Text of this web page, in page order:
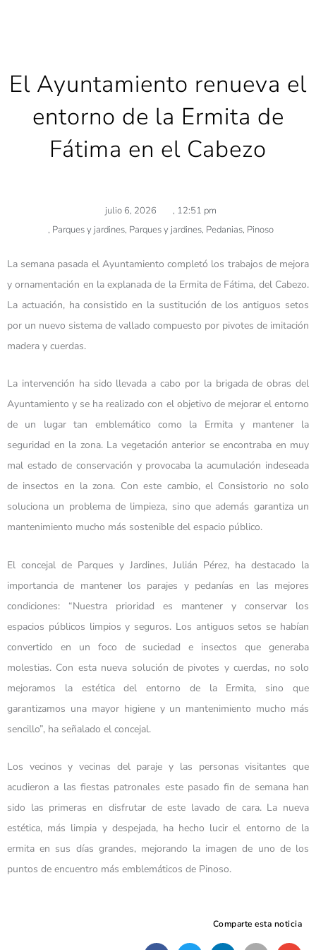
El Ayuntamiento renueva el
entorno de la Ermita de
Fátima en el Cabezo
julio 6, 2026 , 12:51 pm
, Parques y jardines, Parques y jardines, Pedanias, Pinoso
La semana pasada el Ayuntamiento completó los trabajos de mejora
y ornamentación en la explanada de la Ermita de Fátima, del Cabezo.
La actuación, ha consistido en la sustitución de los antiguos setos
por un nuevo sistema de vallado compuesto por pivotes de imitación
madera y cuerdas.
La intervención ha sido llevada a cabo por la brigada de obras del
Ayuntamiento y se ha realizado con el objetivo de mejorar el entorno
de un lugar tan emblemático como la Ermita y mantener la
seguridad en la zona. La vegetación anterior se encontraba en muy
mal estado de conservación y provocaba la acumulación indeseada
de insectos en la zona. Con este cambio, el Consistorio no solo
soluciona un problema de limpieza, sino que además garantiza un
mantenimiento mucho más sostenible del espacio público.
El concejal de Parques y Jardines, Julián Pérez, ha destacado la
importancia de mantener los parajes y pedanías en las mejores
condiciones: “Nuestra prioridad es mantener y conservar los
espacios públicos limpios y seguros. Los antiguos setos se habían
convertido en un foco de suciedad e insectos que generaba
molestias. Con esta nueva solución de pivotes y cuerdas, no solo
mejoramos la estética del entorno de la Ermita, sino que
garantizamos una mayor higiene y un mantenimiento mucho más
sencillo”, ha señalado el concejal.
Los vecinos y vecinas del paraje y las personas visitantes que
acudieron a las fiestas patronales este pasado fin de semana han
sido las primeras en disfrutar de este lavado de cara. La nueva
estética, más limpia y despejada, ha hecho lucir el entorno de la
ermita en sus días grandes, mejorando la imagen de uno de los
puntos de encuentro más emblemáticos de Pinoso.
Comparte esta noticia